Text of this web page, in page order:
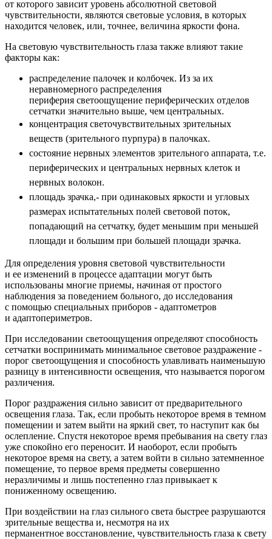
от которого зависит уровень абсолютной световой
чувствительности, являются световые условия, в которых
находится человек, или, точнее, величина яркости фона.
На световую чувствительность глаза также влияют такие
факторы как:
распределение палочек и колбочек. Из за их
неравномерного распределения
периферия светоощущение периферических отделов
сетчатки значительно выше, чем центральных.
концентрация светочувствительных зрительных
веществ (зрительного пурпура) в палочках.
состояние нервных элементов зрительного аппарата, т.е.
периферических и центральных нервных клеток и
нервных волокон.
площадь зрачка,- при одинаковых яркости и угловых
размерах испытательных полей световой поток,
попадающий на сетчатку, будет меньшим при меньшей
площади и большим при большей площади зрачка.
Для определения уровня световой чувствительности
и ее изменений в процессе адаптации могут быть
использованы многие приемы, начиная от простого
наблюдения за поведением больного, до исследования
с помощью специальных приборов - адаптометров
и адаптопериметров.
При исследовании светоощущения определяют способность
сетчатки воспринимать минимальное световое раздражение -
порог светоощущения и способность улавливать наименьшую
разницу в интенсивности освещения, что называется порогом
различения.
Порог раздражения сильно зависит от предварительного
освещения глаза. Так, если пробыть некоторое время в темном
помещении и затем выйти на яркий свет, то наступит как бы
ослепление. Спустя некоторое время пребывания на свету глаз
уже спокойно его переносит. И наоборот, если пробыть
некоторое время на свету, а затем войти в сильно затемненное
помещение, то первое время предметы совершенно
неразличимы и лишь постепенно глаз привыкает к
пониженному освещению.
При воздействии на глаз сильного света быстрее разрушаются
зрительные вещества и, несмотря на их
перманентное восстановление, чувствительность глаза к свету